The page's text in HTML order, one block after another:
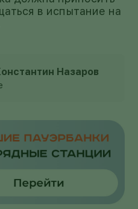
в испытание на
Назаров